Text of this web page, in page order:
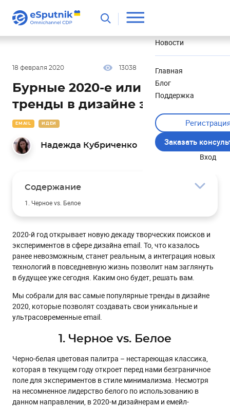
Новости
Главная
Блог
Поддержка
Заказать
Вход
18 февраля 2020 13038
EMAIL ИДЕИ
Бурные 2020-е или главные
тренды в дизайне этого года
Надежда Кубриченко
Содержание
1. Черное vs. Белое
2. Прошлое vs. Будущее
3. Яркий vs. Приглушенный
4. Плоский vs. Объемный
5. Динамика vs. Статика
P.S. Что выберете вы?
2020-й год открывает новую декаду творческих поисков и
экспериментов в сфере дизайна email. То, что казалось
ранее невозможным, станет реальным, а интеграция новых
технологий в повседневную жизнь позволит нам заглянуть
в будущее уже сегодня. Каким оно будет, решать вам.
Мы собрали для вас самые популярные тренды в дизайне
2020, которые позволят создавать свои уникальные и
ультрасовременные email.
1. Черное vs. Белое
Черно-белая цветовая палитра – нестареющая классика,
которая в текущем году откроет перед нами безграничное
поле для экспериментов в стиле минимализма. Несмотря
на несомненное лидерство белого по использованию в
данном направлении, в 2020-м дизайнерам и емейл-